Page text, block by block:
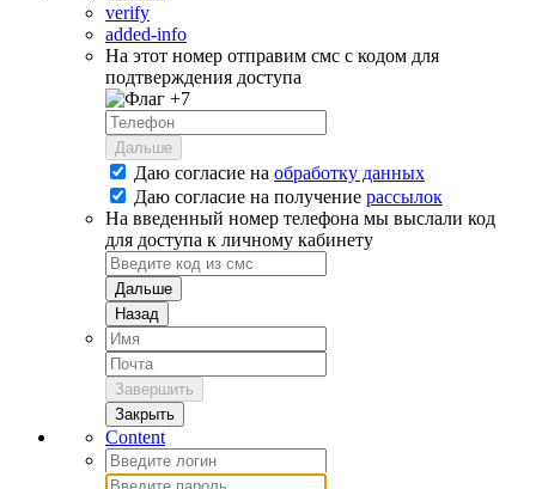
verify
added-info
На этот номер отправим смс с кодом для
подтверждения доступа
+7
Дальше
Даю согласие на обработку данных
Даю согласие на получение рассылок
На введенный номер телефона мы выслали код
для доступа к личному кабинету
Дальше
Назад
Завершить
Закрыть
Content